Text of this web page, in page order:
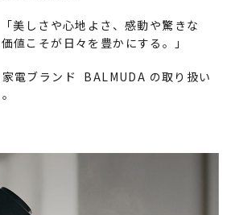
美しさや心地よさ、感動や驚きな
値こそが日々を豊かにする。」
電ブランド BALMUDA の取り扱い